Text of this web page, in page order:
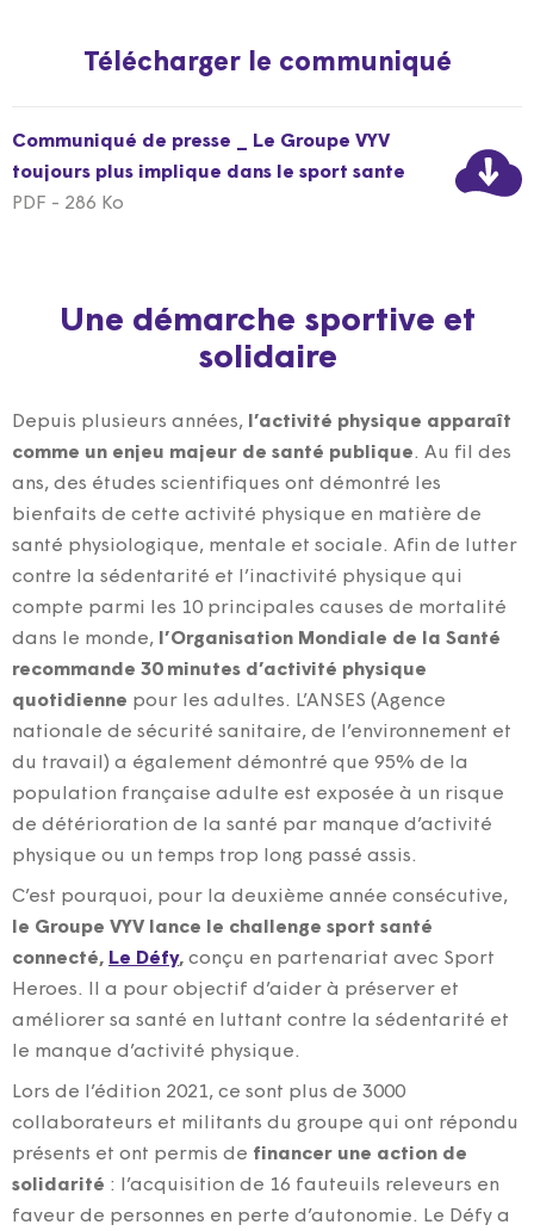
Télécharger le communiqué
Communiqué de presse _ Le Groupe VYV
toujours plus implique dans le sport sante
PDF - 286 Ko
Une démarche sportive et
solidaire
Depuis plusieurs années, l’activité physique apparaît
comme un enjeu majeur de santé publique. Au fil des
ans, des études scientifiques ont démontré les
bienfaits de cette activité physique en matière de
santé physiologique, mentale et sociale. Afin de lutter
contre la sédentarité et l’inactivité physique qui
compte parmi les 10 principales causes de mortalité
dans le monde, l’Organisation Mondiale de la Santé
recommande 30 minutes d’activité physique
quotidienne pour les adultes. L’ANSES (Agence
nationale de sécurité sanitaire, de l’environnement et
du travail) a également démontré que 95% de la
population française adulte est exposée à un risque
de détérioration de la santé par manque d’activité
physique ou un temps trop long passé assis.
C’est pourquoi, pour la deuxième année consécutive,
le Groupe VYV lance le challenge sport santé
connecté, Le Défy, conçu en partenariat avec Sport
Heroes. Il a pour objectif d’aider à préserver et
améliorer sa santé en luttant contre la sédentarité et
le manque d’activité physique.
Lors de l’édition 2021, ce sont plus de 3000
collaborateurs et militants du groupe qui ont répondu
présents et ont permis de financer une action de
solidarité : l’acquisition de 16 fauteuils releveurs en
faveur de personnes en perte d’autonomie. Le Défy a